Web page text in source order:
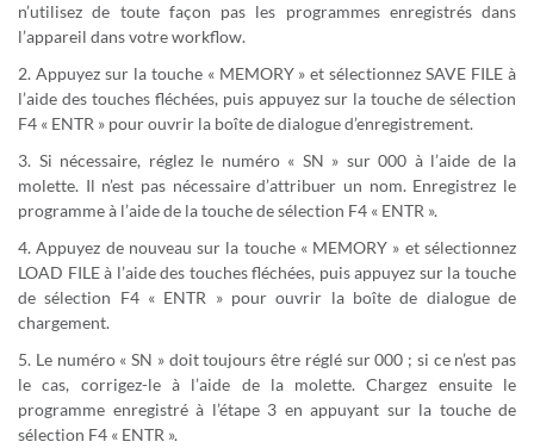
n’utilisez de toute façon pas les programmes enregistrés dans
l’appareil dans votre workflow.
2. Appuyez sur la touche « MEMORY » et sélectionnez SAVE FILE à
l’aide des touches fléchées, puis appuyez sur la touche de sélection
F4 « ENTR » pour ouvrir la boîte de dialogue d’enregistrement.
3. Si nécessaire, réglez le numéro « SN » sur 000 à l’aide de la
molette. Il n’est pas nécessaire d’attribuer un nom. Enregistrez le
programme à l’aide de la touche de sélection F4 « ENTR ».
4. Appuyez de nouveau sur la touche « MEMORY » et sélectionnez
LOAD FILE à l’aide des touches fléchées, puis appuyez sur la touche
de sélection F4 « ENTR » pour ouvrir la boîte de dialogue de
chargement.
5. Le numéro « SN » doit toujours être réglé sur 000 ; si ce n’est pas
le cas, corrigez-le à l’aide de la molette. Chargez ensuite le
programme enregistré à l’étape 3 en appuyant sur la touche de
sélection F4 « ENTR ».